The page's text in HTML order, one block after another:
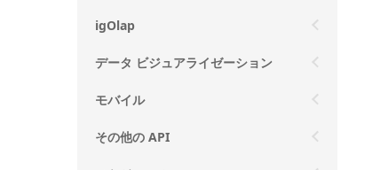
igOlap
データ ビジュアライゼーション
モバイル
その他の API